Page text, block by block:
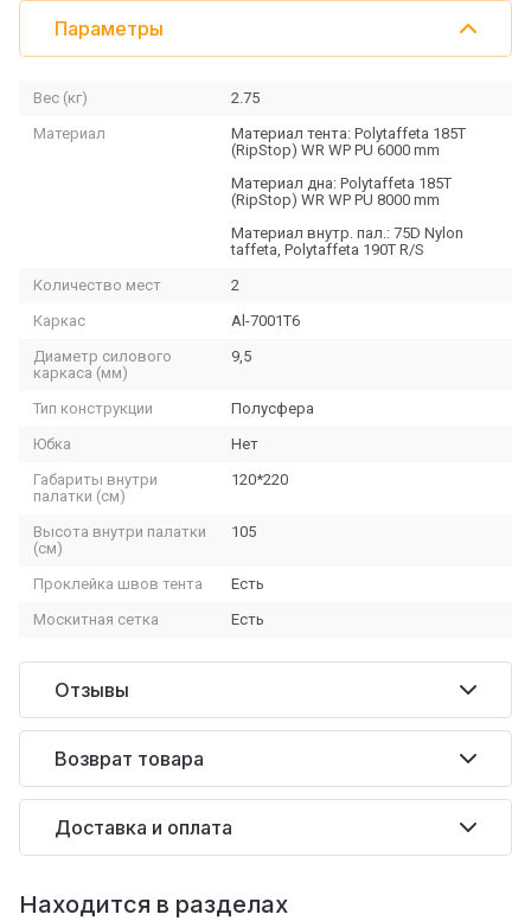
Параметры
Вес (кг)
2.75
Материал
Материал тента: Polytaffeta 185T
(RipStop) WR WP PU 6000 mm
Материал дна: Polytaffeta 185T
(RipStop) WR WP PU 8000 mm
Материал внутр. пал.: 75D Nylon
taffeta, Polytaffeta 190T R/S
Количество мест
2
Каркас
Al-7001Т6
Диаметр силового
каркаса (мм)
9,5
Тип конструкции
Полусфера
Юбка
Нет
Габариты внутри
палатки (см)
120*220
Высота внутри палатки
(см)
105
Проклейка швов тента
Есть
Москитная сетка
Есть
Отзывы
Возврат товара
Доставка и оплата
Находится в разделах